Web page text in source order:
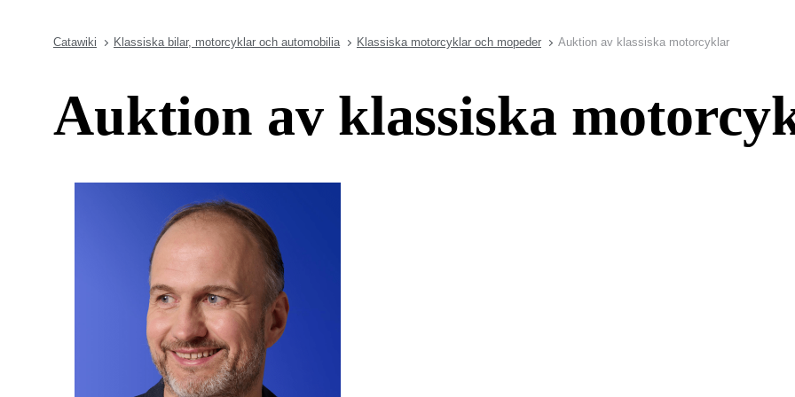
Catawiki Klassiska bilar, motorcyklar och automobilia Klassiska motorcyklar och mopeder Auktion av klassiska motorcyklar
Auktion av klassiska